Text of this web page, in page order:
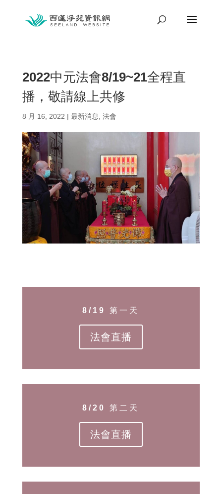
2022中元法會8/19~21全程直
播，敬請線上共修
8 月 16, 2022 | 最新消息 法會
8/19 第一天
法會直播
8/20 第二天
法會直播